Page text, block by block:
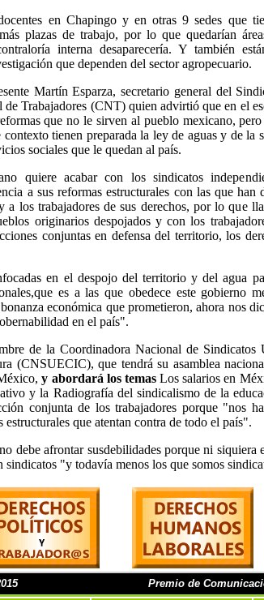
en Chapingo y en otras 9 sedes que
plazas de trabajo, por lo que quedarían
interna desaparecería. Y también
que dependen del sector agropecuario.
Martín Esparza, secretario general del
Trabajadores (CNT) quien advirtió que en el
que no le sirven al pueblo mexicano,
tienen preparada la ley de aguas y de la
sociales que le quedan al país.
quiere acabar con los sindicatos
a sus reformas estructurales con las que han
a los trabajadores de sus derechos, por lo que
originarios despojados y con los
conjuntas en defensa del territorio, los
en el despojo del territorio y del agua
es a las que obedece este gobierno
económica que prometieron, ahora nos
en el país".
de la Coordinadora Nacional de Sindicatos
(CNSUECIC), que tendrá su asamblea
y abordará los temasLos salarios en
y la Radiografía del sindicalismo de la
conjunta de los trabajadores porque "nos
que atentan contra de todo el país".
debe afrontar susdebilidades porque ni siquiera
sindicatos "y todavía menos los que somos
5 Premio de